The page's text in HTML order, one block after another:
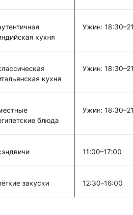
кухня
Ужин:
кухня
Ужин:
блюда
Ужин:
11:00–17:00
закуски 12:30–16:00